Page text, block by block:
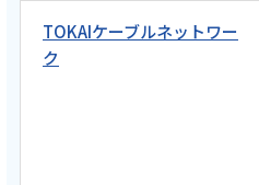
TOKAIケーブルネットワー
ク